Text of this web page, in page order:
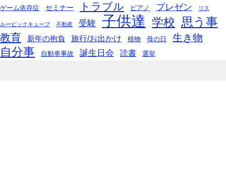
ゲーム依存症 セミナー トラブル ピアノ プレゼン リス
ルービックキューブ 不動産 受験 子供達 学校 思う事
教育 新年の抱負 旅行/お出かけ 植物 母の日 生き物
自分事 自動車事故 誕生日会 読書 選挙